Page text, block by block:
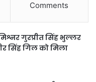
Comments
गुरप्रीत सिंह भुल्लर
सिंह गिल को मिला